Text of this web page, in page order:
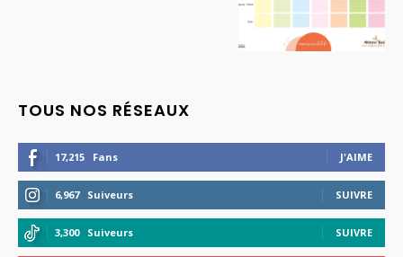
TOUS NOS RÉSEAUX
17,215 Fans J'AIME
6,967 Suiveurs SUIVRE
3,300 Suiveurs SUIVRE